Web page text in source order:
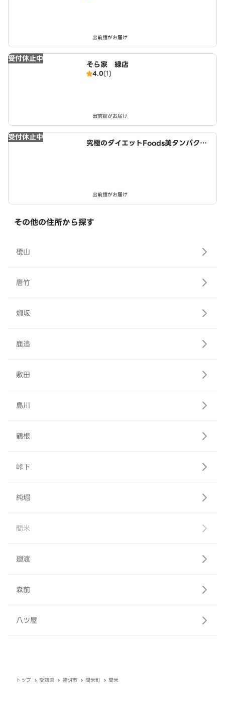
出前館がお届け
受付休止中
そら家 緑店
4.0(1)
出前館がお届け
受付休止中
究極のダイエットFoods美タンパクラ
出前館がお届け
その他の住所から探す
榎山
唐竹
燗坂
鹿追
敷田
島川
鶴根
峠下
純堀
間米
廻渡
森前
八ツ屋
トップ 愛知県 豊明市 間米町 間米